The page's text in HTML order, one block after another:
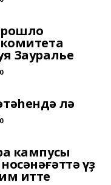
Зауралье
лә
кампусы
үҙ
итте